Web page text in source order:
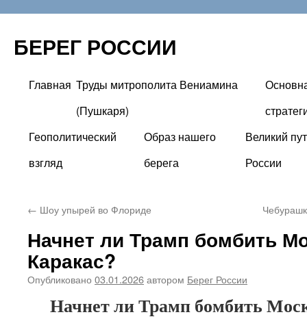
БЕРЕГ РОССИИ
Перейти
содержимому
Главная Труды митрополита Вениамина
(Пушкаря)
Геополитический
взгляд
Образ нашего
берега
Великий
России
← Шоу упырей во Флориде
Начнет ли Трамп бомбить
Каракас?
Опубликовано 03.01.2026автором Берег России
Начнет ли Трамп бомбить